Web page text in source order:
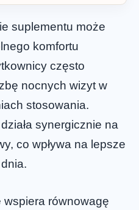
suplementu może
komfortu
często
nocnych wizyt w
stosowania.
synergicznie na
co wpływa na lepsze
równowagę